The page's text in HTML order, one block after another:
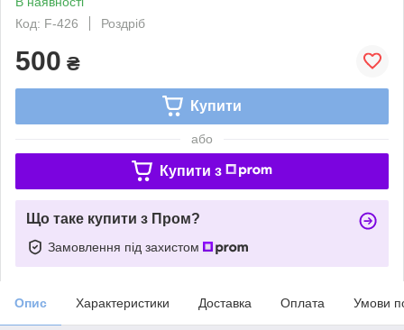
Код: F-426
Роздріб
500 ₴
Купити
або
Купити з
Що таке купити з Пром?
Замовлення під захистом
Опис Характеристики Доставка Оплата Умови